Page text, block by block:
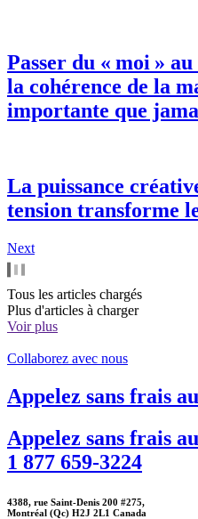
Passer du « moi »
la cohérence de la
importante que
La puissance
tension transforme
Next
Tous les articles chargés
Plus d'articles à charger
Voir plus
Collaborez avec nous
Appelez sans frais au
Appelez sans frais au
1 877 659-3224
4388, rue Saint-Denis 200 #275,
Montréal (Qc) H2J 2L1 Canada